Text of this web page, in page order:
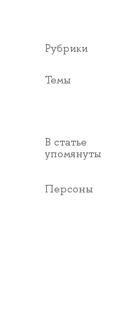
Рубрики
Темы
В статье
упомянуты
Персоны